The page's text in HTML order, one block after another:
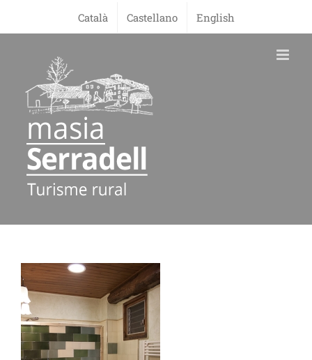
content
Català Castellano English